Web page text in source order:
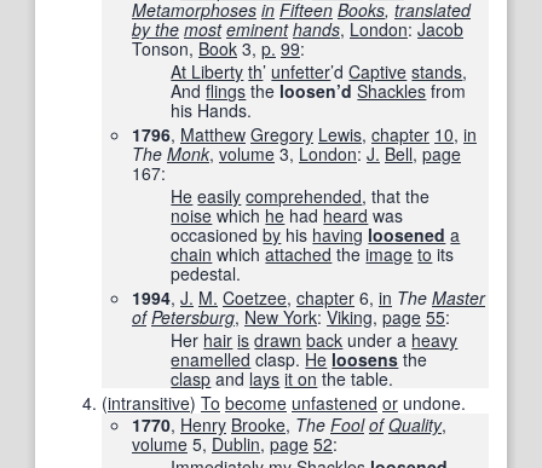
Metamorphoses in Fifteen Books, translated
by the most eminent hands‎, London: Jacob
Tonson, Book 3, p. 99:
At Liberty th’ unfetter’dCaptive stands,
Andflings the loosen’d Shackles from
his Hands.
1796, Matthew Gregory Lewis, chapter 10, in
The Monk‎, volume 3, London: J. Bell, page
167:
He easily comprehended, that the
noise which he had heard was
occasionedby his having loosened a
chain whichattached theimage to its
pedestal.
1994, J. M. Coetzee, chapter 6, in The Master
of Petersburg‎, New York:Viking, page 55:
Her hair is drawn back under a heavy
enamelled clasp. He loosens the
clasp and lays it on the table.
(intransitive) To become unfastened or undone.
1770, Henry Brooke, The Fool of Quality‎,
volume 5, Dublin, page 52: